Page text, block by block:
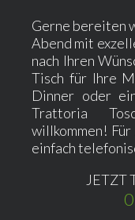
Gerne bereiten
Abend mit
nach Ihren
Tisch für Ihre
Dinner oder
Trattoria
willkommen!
einfach
JETZT